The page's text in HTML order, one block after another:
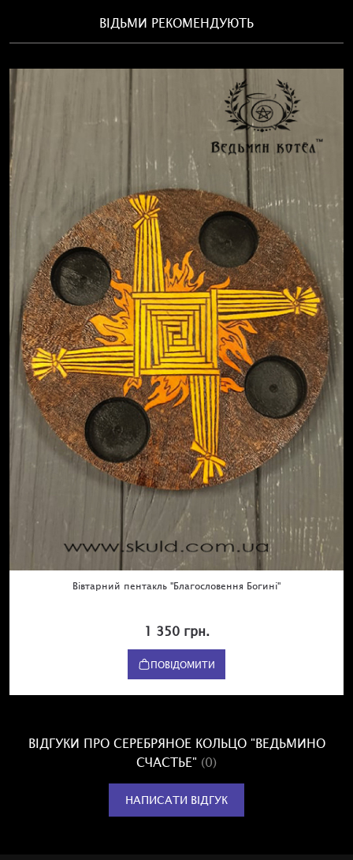
ВІДЬМИ РЕКОМЕНДУЮТЬ
Вівтарний пентакль "Благословення Богині"
1 350 грн.
ПОВІДОМИТИ
ВІДГУКИ ПРО СЕРЕБРЯНОЕ КОЛЬЦО "ВЕДЬМИНО
СЧАСТЬЕ" (0)
НАПИСАТИ ВІДГУК